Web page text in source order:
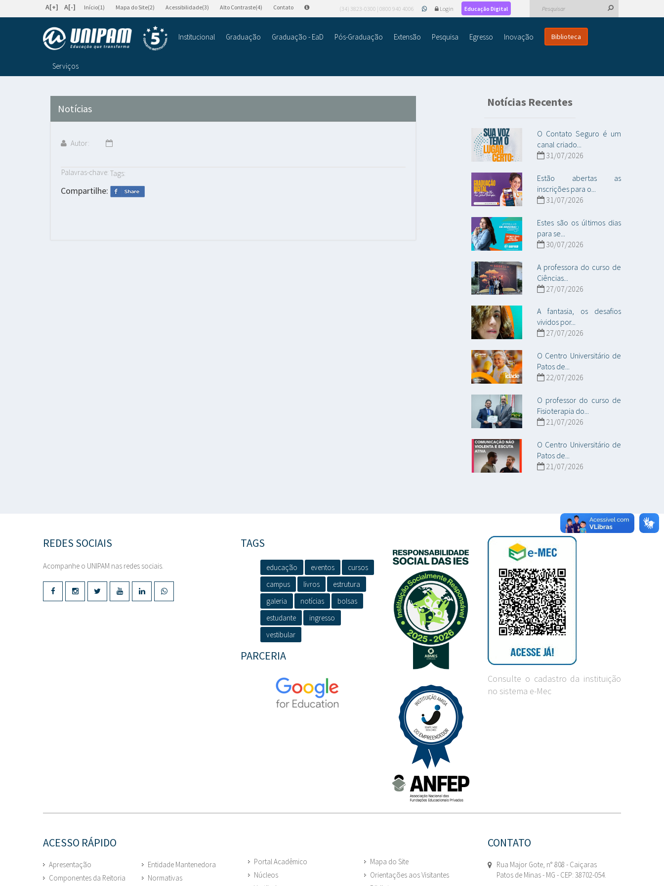
A[+] A[-] Início(1) Mapa do Site(2) Acessibilidade(3) Alto Contraste(4) Contato (34) 3823-0300 | 0800 940 4006 Login Educação Digital
Institucional Graduação Graduação - EaD Pós-Graduação Extensão Pesquisa Egresso Inovação Biblioteca
Serviços
Notícias
Autor:
Palavras-chave: Tags:
Compartilhe:
Notícias Recentes
O Contato Seguro é um
canal criado...
31/07/2026
Estão abertas as
inscrições para o...
31/07/2026
Estes são os últimos dias
para se...
30/07/2026
A professora do curso de
Ciências...
27/07/2026
A fantasia, os desafios
vividos por...
27/07/2026
O Centro Universitário de
Patos de...
22/07/2026
O professor do curso de
Fisioterapia do...
21/07/2026
O Centro Universitário de
Patos de...
21/07/2026
REDES SOCIAIS
Acompanhe o UNIPAM nas redes sociais.
TAGS
educação eventos
cursos
campus
livros
estrutura
galeria
notícias
bolsas
estudante
ingresso
vestibular
PARCERIA
Consulte o cadastro da instituição
no sistema e-Mec
ACESSO RÁPIDO
Apresentação
Componentes da Reitoria
Entidade Mantenedora
Normativas
Portal Acadêmico
Núcleos
Mapa do Site
Orientações aos Visitantes
CONTATO
Rua Major Gote, n° 808 - Caiçaras
Patos de Minas - MG - CEP: 38702-054.